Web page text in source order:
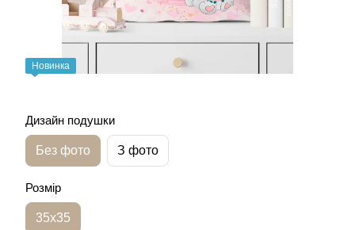
Новинка
Дизайн подушки
Без фото З фото
Розмір
35х35